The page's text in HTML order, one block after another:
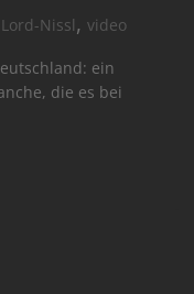
Nissl,video
ein
die es bei